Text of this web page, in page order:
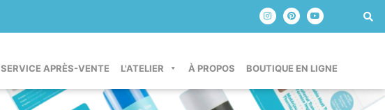
SERVICE APRÈS-VENTE L'ATELIER À PROPOS BOUTIQUE EN LIGNE